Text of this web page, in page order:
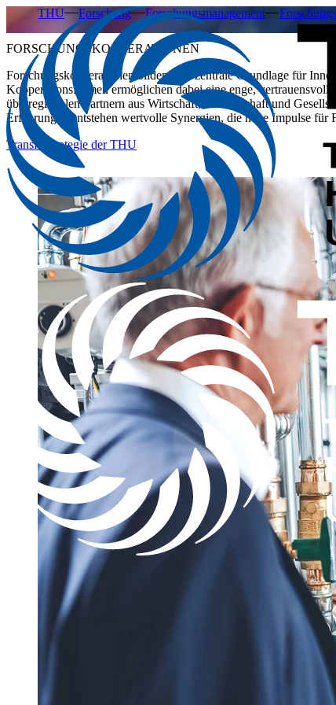
THU Forschung Forschungsmanagement
FORSCHUNGSKOOPERATIONEN
Forschungskooperationen bilden eine zentrale Grundlage für
Kooperationsformen ermöglichen dabei eine enge,
überregionalen Partnern aus Wirtschaft, Wissenschaft und
Erfahrungen entstehen wertvolle Synergien, die neue Impulse
Transferstrategie der THU